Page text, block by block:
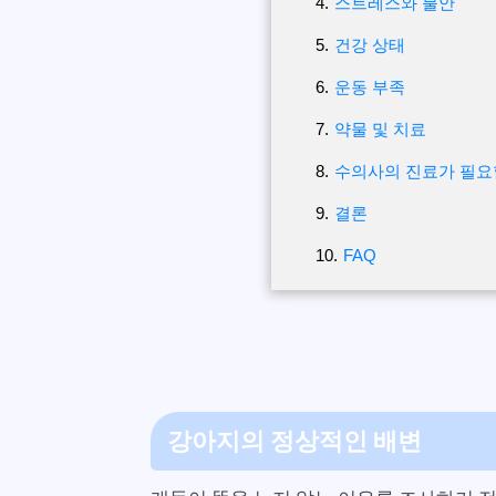
건강 상태
운동 부족
약물 및 치료
수의사의 진료가 필
결론
FAQ
강아지의 정상적인 배변